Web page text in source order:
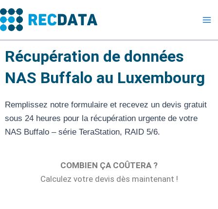
Skip
to
content
Récupération de données
NAS Buffalo au Luxembourg
Remplissez notre formulaire et recevez un devis gratuit
sous 24 heures pour la récupération urgente de votre
NAS Buffalo – série TeraStation, RAID 5/6.
COMBIEN ÇA COÛTERA ?
Calculez votre devis dès maintenant !